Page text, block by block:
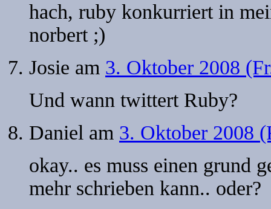
hach, ruby konkurriert in
norbert ;)
Josie am 3. Oktober 2008
Und wann twittert Ruby?
Daniel am 3. Oktober 2008
okay.. es muss einen grund
mehr schrieben kann.. oder?